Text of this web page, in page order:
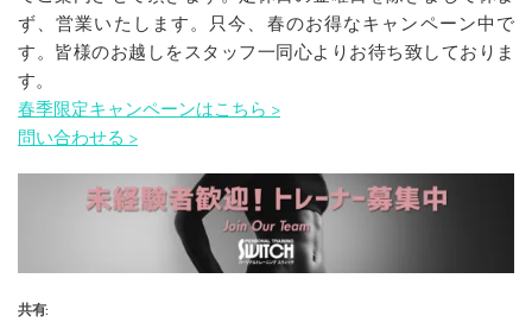
ず、営業いたします。只今、春のお得なキャンペーン中で
す。皆様のお越しをスタッフ一同心よりお待ち致しておりま
す。
春季限定キャンペーンはこちら >
問い合わせる >
共有: